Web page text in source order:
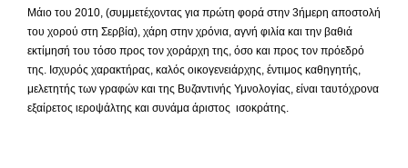
Μάιο του 2010, (συμμετέχοντας για πρώτη φορά στην 3ήμερη αποστολή
του χορού στη Σερβία), χάρη στην χρόνια, αγνή φιλία και την βαθιά
εκτίμησή του τόσο προς τον χοράρχη της, όσο και προς τον πρόεδρό
της. Ισχυρός χαρακτήρας, καλός οικογενειάρχης, έντιμος καθηγητής,
μελετητής των γραφών και της Βυζαντινής Υμνολογίας, είναι ταυτόχρονα
εξαίρετος ιεροψάλτης και συνάμα άριστος ισοκράτης.